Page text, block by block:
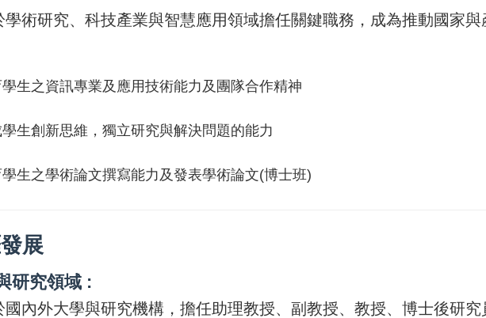
學術研究、科技產業與智慧應用領域擔任關鍵職務，成為推動國家
生之資訊專業及應用技術能力及團隊合作精神
生創新思維，獨立研究與解決問題的能力
生之學術論文撰寫能力及發表學術論文(博士班)
展
研究領域 :
國內外大學與研究機構，擔任助理教授、副教授、教授、博士後研